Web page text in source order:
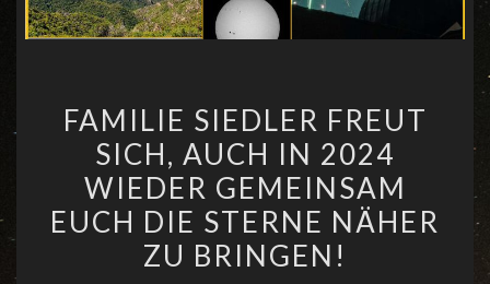
SIEDLER
FREUT
SICH,
AUCH
IN
2024
FAMILIE SIEDLER FREUT
SICH, AUCH IN 2024
WIEDER GEMEINSAM
EUCH DIE STERNE NÄHER
ZU BRINGEN!